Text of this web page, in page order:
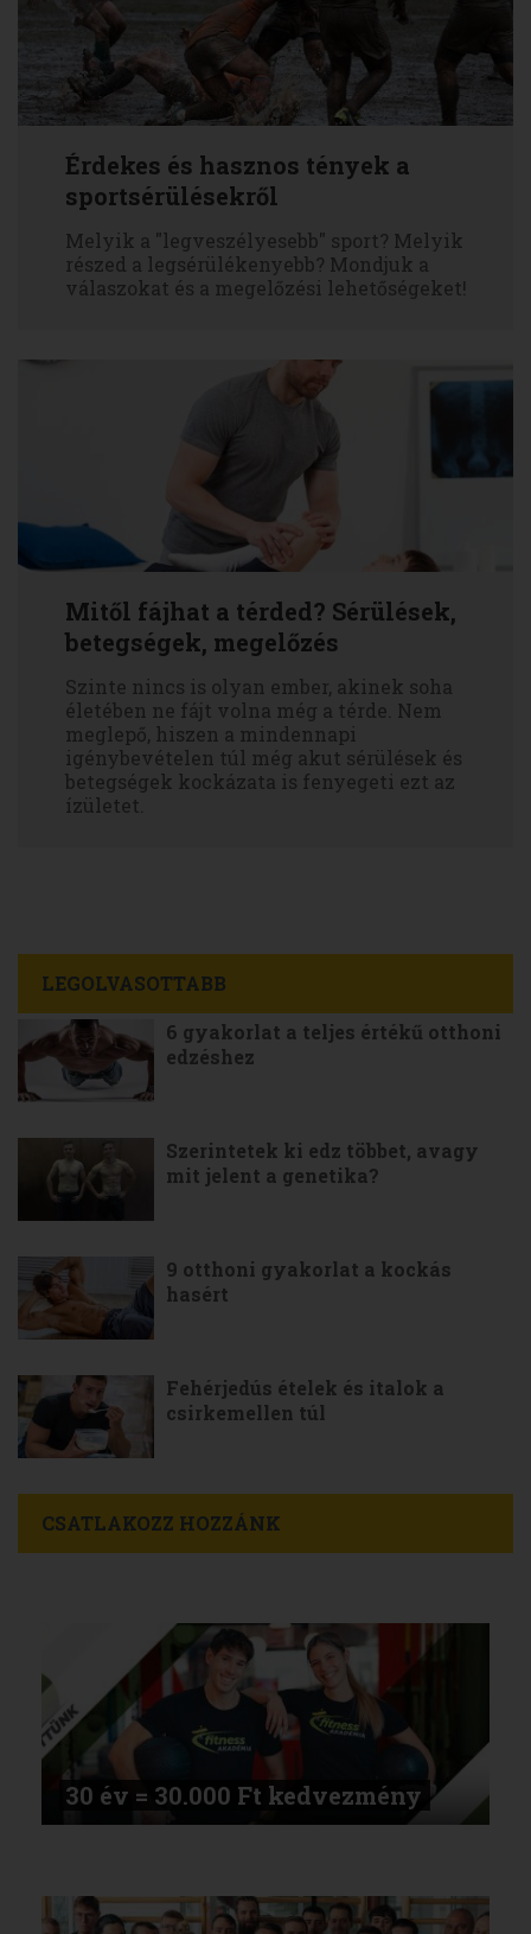
Érdekes és hasznos tények a
sportsérülésekről
Melyik a "legveszélyesebb" sport? Melyik
részed a legsérülékenyebb? Mondjuk a
válaszokat és a megelőzési lehetőségeket!
Mitől fájhat a térded? Sérülések,
betegségek, megelőzés
Szinte nincs is olyan ember, akinek soha
életében ne fájt volna még a térde. Nem
meglepő, hiszen a mindennapi
igénybevételen túl még akut sérülések és
betegségek kockázata is fenyegeti ezt az
ízületet.
LEGOLVASOTTABB
6 gyakorlat a teljes értékű otthoni
edzéshez
Szerintetek ki edz többet, avagy
mit jelent a genetika?
9 otthoni gyakorlat a kockás
hasért
Fehérjedús ételek és italok a
csirkemellen túl
CSATLAKOZZ HOZZÁNK
30 év = 30.000 Ft kedvezmény